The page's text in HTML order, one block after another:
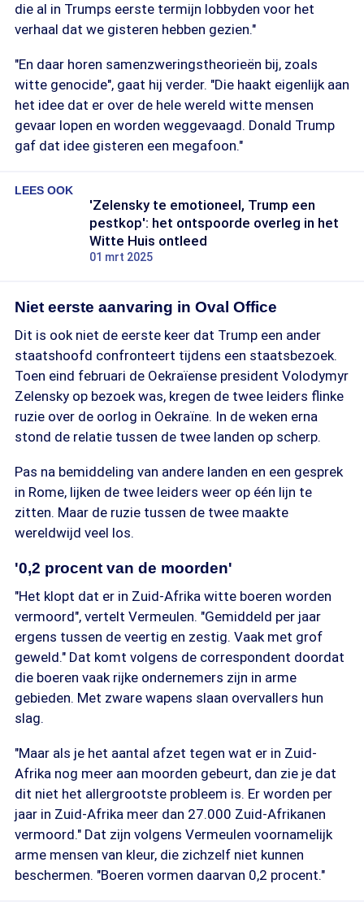
die al in Trumps eerste termijn lobbyden voor het
verhaal dat we gisteren hebben gezien."
"En daar horen samenzweringstheorieën bij, zoals
witte genocide", gaat hij verder. "Die haakt eigenlijk aan
het idee dat er over de hele wereld witte mensen
gevaar lopen en worden weggevaagd. Donald Trump
gaf dat idee gisteren een megafoon."
LEES OOK
'Zelensky te emotioneel, Trump een
pestkop': het ontspoorde overleg in het
Witte Huis ontleed
01 mrt 2025
Niet eerste aanvaring in Oval Office
Dit is ook niet de eerste keer dat Trump een ander
staatshoofd confronteert tijdens een staatsbezoek.
Toen eind februari de Oekraïense president Volodymyr
Zelensky op bezoek was, kregen de twee leiders flinke
ruzie over de oorlog in Oekraïne. In de weken erna
stond de relatie tussen de twee landen op scherp.
Pas na bemiddeling van andere landen en een gesprek
in Rome, lijken de twee leiders weer op één lijn te
zitten. Maar de ruzie tussen de twee maakte
wereldwijd veel los.
'0,2 procent van de moorden'
"Het klopt dat er in Zuid-Afrika witte boeren worden
vermoord", vertelt Vermeulen. "Gemiddeld per jaar
ergens tussen de veertig en zestig. Vaak met grof
geweld." Dat komt volgens de correspondent doordat
die boeren vaak rijke ondernemers zijn in arme
gebieden. Met zware wapens slaan overvallers hun
slag.
"Maar als je het aantal afzet tegen wat er in Zuid-
Afrika nog meer aan moorden gebeurt, dan zie je dat
dit niet het allergrootste probleem is. Er worden per
jaar in Zuid-Afrika meer dan 27.000 Zuid-Afrikanen
vermoord." Dat zijn volgens Vermeulen voornamelijk
arme mensen van kleur, die zichzelf niet kunnen
beschermen. "Boeren vormen daarvan 0,2 procent."